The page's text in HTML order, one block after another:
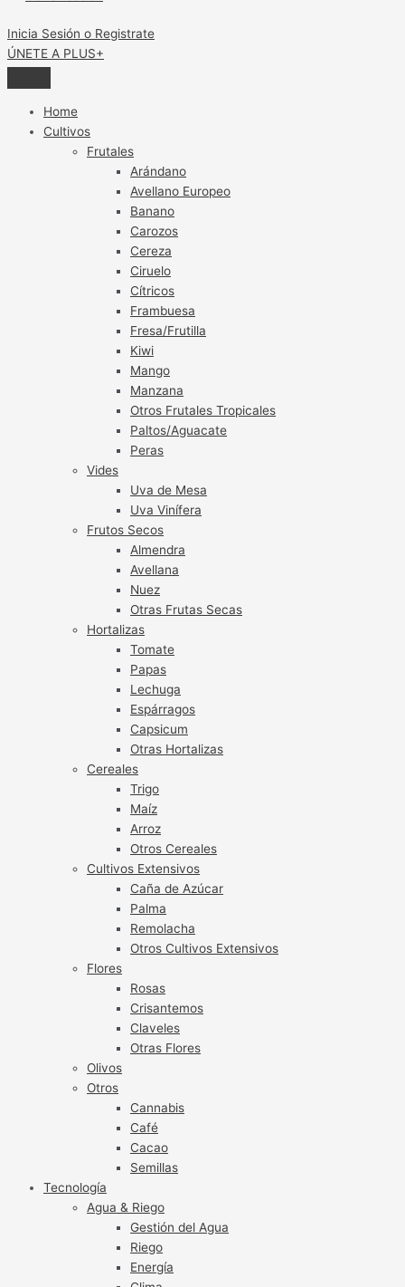
Inicia Sesión o Registrate
ÚNETE A PLUS+
Home
Cultivos
Frutales
Arándano
Avellano Europeo
Banano
Carozos
Cereza
Ciruelo
Cítricos
Frambuesa
Fresa/Frutilla
Kiwi
Mango
Manzana
Otros Frutales Tropicales
Paltos/Aguacate
Peras
Vides
Uva de Mesa
Uva Vinífera
Frutos Secos
Almendra
Avellana
Nuez
Otras Frutas Secas
Hortalizas
Tomate
Papas
Lechuga
Espárragos
Capsicum
Otras Hortalizas
Cereales
Trigo
Maíz
Arroz
Otros Cereales
Cultivos Extensivos
Caña de Azúcar
Palma
Remolacha
Otros Cultivos Extensivos
Flores
Rosas
Crisantemos
Claveles
Otras Flores
Olivos
Otros
Cannabis
Café
Cacao
Semillas
Tecnología
Agua & Riego
Gestión del Agua
Riego
Energía